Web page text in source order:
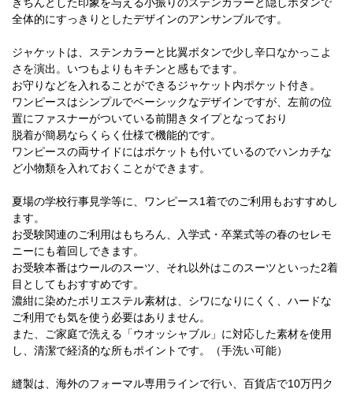
きちんとした印象を与える小振りのステンカラーと隠しボタンで
全体的にすっきりとしたデザインのアンサンブルです。
ジャケットは、ステンカラーと比翼ボタンで少し辛口なかっこよ
さを演出。いつもよりもキチンと感もでます。
お守りなどを入れることができるジャケット内ポケット付き。
ワンピースはシンプルでベーシックなデザインですが、左前の位
置にファスナーがついている前開きタイプとなっており
脱着が簡易ならくらく仕様で機能的です。
ワンピースの両サイドにはポケットも付いているのでハンカチな
ど小物類を入れておくことができます。
夏場の学校行事見学等に、ワンピース1着でのご利用もおすすめし
ます。
お受験関連のご利用はもちろん、入学式・卒業式等の春のセレモ
ニーにも着回しできます。
お受験本番はウールのスーツ、それ以外はこのスーツといった2着
目としてもおすすめです。
濃紺に染めたポリエステル素材は、シワになりにくく、ハードな
ご利用でも気を使う必要はありません。
また、ご家庭で洗える「ウオッシャブル」に対応した素材を使用
し、清潔で経済的な所もポイントです。（手洗い可能）
縫製は、海外のフォーマル専用ラインで行い、百貨店で10万円ク